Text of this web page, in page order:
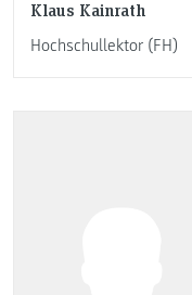
Klaus Kainrath
Hochschullektor (FH)